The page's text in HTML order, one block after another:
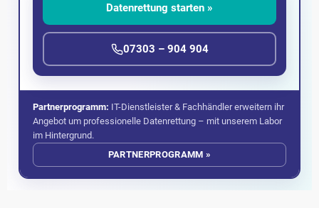
Datenrettung starten »
07303 – 904 904
Partnerprogramm: IT-Dienstleister & Fachhändler erweitern ihr
Angebot um professionelle Datenrettung – mit unserem Labor
im Hintergrund.
PARTNERPROGRAMM »